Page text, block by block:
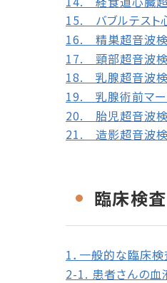
15. バブルテスト
16. 精巣超音波
17. 頸部超音波
18. 乳腺超音波
19. 乳腺術前マー
20. 胎児超音波
21. 造影超音波
臨床検
1．一般的な臨床
2-1. 患者さんの血